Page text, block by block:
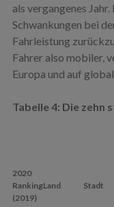
als vergangenes
Schwankungen bei
Fahrleistung
Fahrer also mobiler,
Europa und auf
Tabelle 4: Die
2020
Ranking
(2019)
Land Stadt